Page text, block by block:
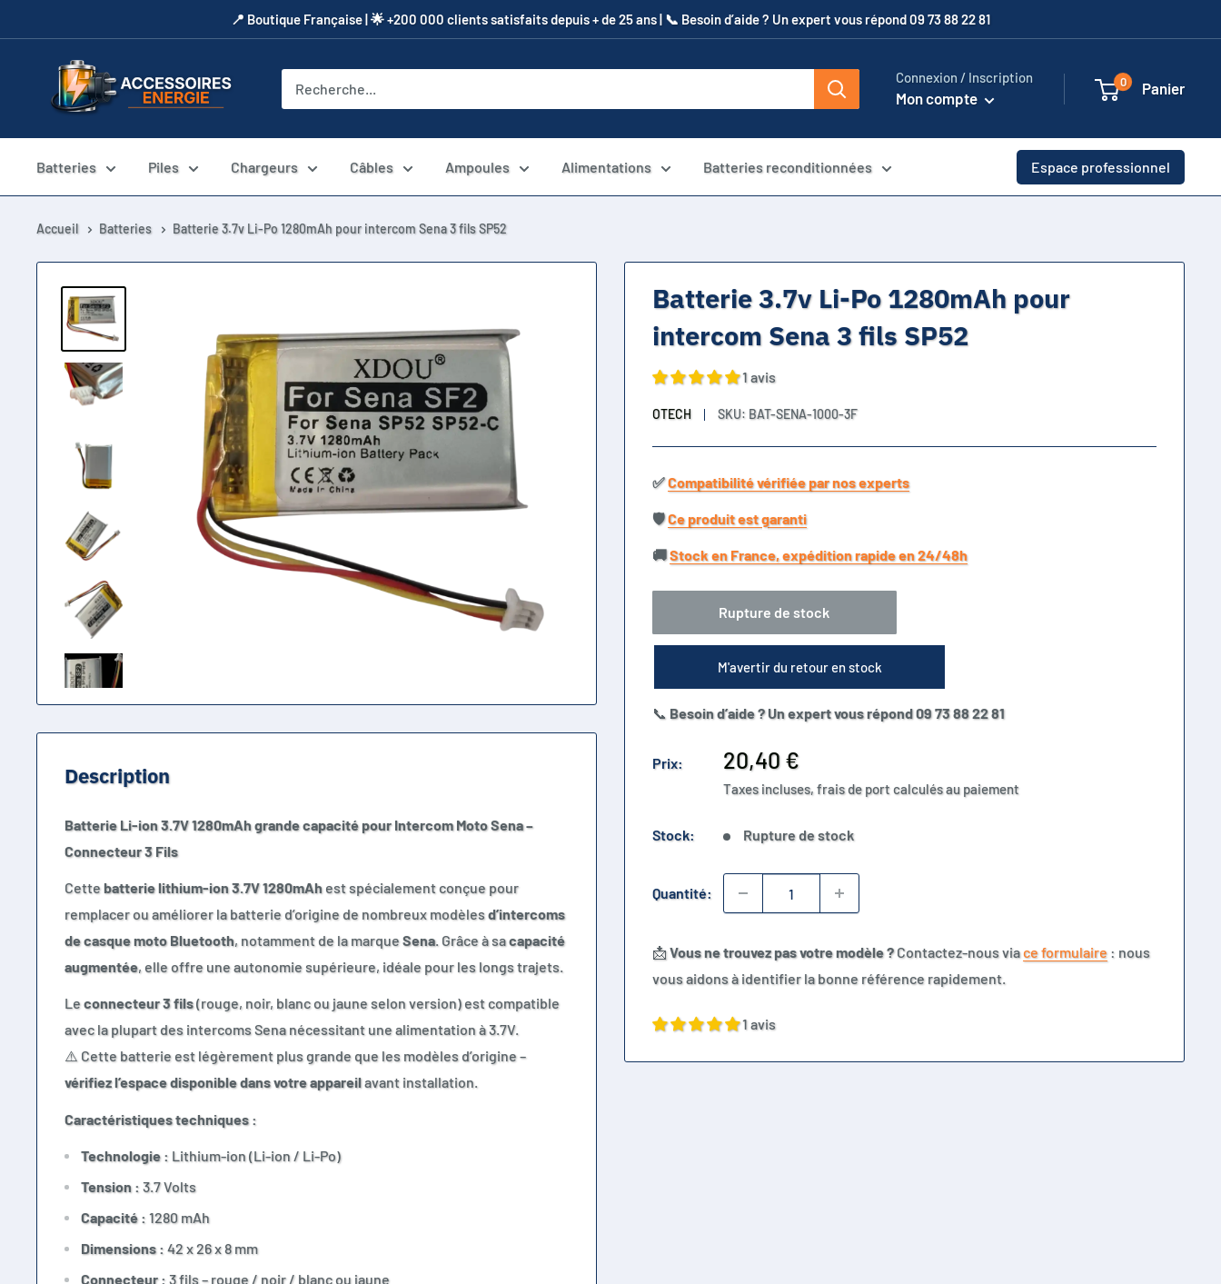
au
​📍​ Boutique Française | 🌟 +200 000 clients satisfaits depuis + de 25 ans | 📞​ Besoin d’aide ? Un expert vous répond 09 73 88 22 81
Accessoires
Energie
Connexion / Inscription
Mon compte
0 Panier
Batteries Piles Chargeurs Câbles Ampoules Alimentations Batteries reconditionnées Espace professionnel
Accueil Batteries Batterie 3.7v Li-Po 1280mAh pour intercom Sena 3 fils SP52
Batterie 3.7v Li-Po 1280mAh pour
intercom Sena 3 fils SP52
1 avis
OTECH SKU: BAT-SENA-1000-3F
✅​Compatibilité vérifiée par nos experts
🛡️​Ce produit est garanti
🚚​Stock en France, expédition rapide en 24/48h
Rupture de stock
M'avertir du retour en stock
📞 Besoin d’aide ? Un expert vous répond 09 73 88 22 81
Prix:
Prix
réduit
20,40 €
Taxes incluses, frais de port calculés au paiement
Stock: Rupture de stock
Quantité:
📩Vous ne trouvez pas votre modèle ?Contactez-nous viace formulaire : nous
vous aidons à identifier la bonne référence rapidement.
1 avis
Description
Batterie Li-ion 3.7V 1280mAh grande capacité pour Intercom Moto Sena –
Connecteur 3 Fils
Cettebatterie lithium-ion 3.7V 1280mAh est spécialement conçue pour
remplacer ou améliorer la batterie d’origine de nombreux modèlesd’intercoms
de casque moto Bluetooth, notamment de la marqueSena. Grâce à sacapacité
augmentée, elle offre une autonomie supérieure, idéale pour les longs trajets.
Leconnecteur 3 fils(rouge, noir, blanc ou jaune selon version) est compatible
avec la plupart des intercoms Sena nécessitant une alimentation à 3.7V.
⚠️ Cette batterie est légèrement plus grande que les modèles d’origine –
vérifiez l’espace disponible dans votre appareilavant installation.
Caractéristiques techniques :
Technologie : Lithium-ion (Li-ion / Li-Po)
Tension : 3.7 Volts
Capacité : 1280 mAh
Dimensions : 42 x 26 x 8 mm
Connecteur : 3 fils – rouge / noir / blanc ou jaune